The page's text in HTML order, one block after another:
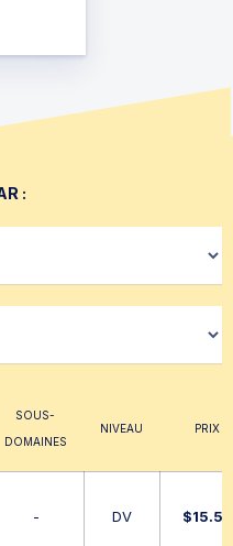
:
SOUS-
DOMAINES
NIVEAU PRIX
- DV $15.59